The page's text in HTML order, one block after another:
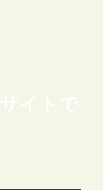
イトで